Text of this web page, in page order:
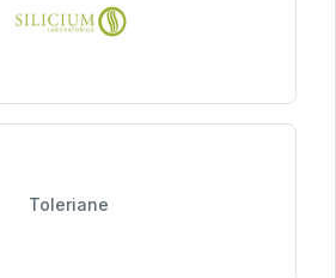
Toleriane